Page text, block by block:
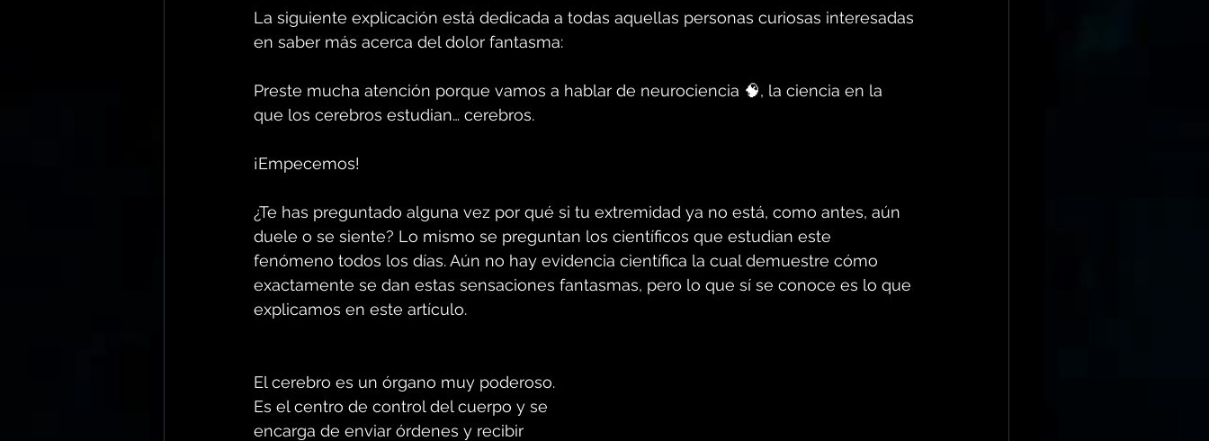
La siguiente explicación está dedicada a todas aquellas personas curiosas interesadas
en saber más acerca del dolor fantasma:
Preste mucha atención porque vamos a hablar de neurociencia 🧠, la ciencia en la
que los cerebros estudian… cerebros.
¡Empecemos!
¿Te has preguntado alguna vez por qué si tu extremidad ya no está, como antes, aún
duele o se siente? Lo mismo se preguntan los científicos que estudian este
fenómeno todos los días. Aún no hay evidencia científica la cual demuestre cómo
exactamente se dan estas sensaciones fantasmas, pero lo que sí se conoce es lo que
explicamos en este artículo.
El cerebro es un órgano muy poderoso.
Es el centro de control del cuerpo y se
encarga de enviar órdenes y recibir